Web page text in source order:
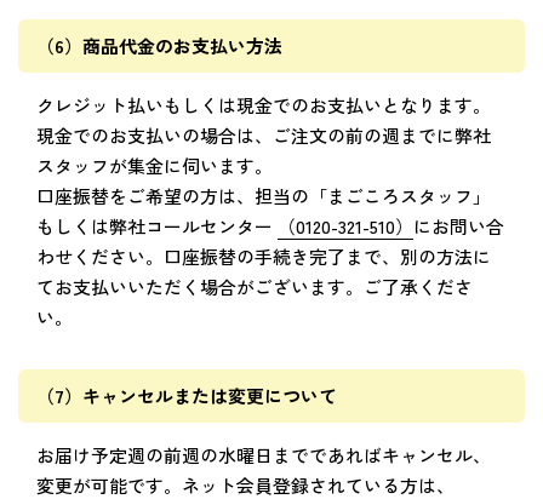
（6）商品代金のお支払い方法
クレジット払いもしくは現金でのお支払いとなります。
現金でのお支払いの場合は、ご注文の前の週までに弊社
スタッフが集金に伺います。
口座振替をご希望の方は、担当の「まごころスタッフ」
もしくは弊社コールセンター
（0120-321-510） にお問い合
わせください。 口座振替の手続き完了まで、別の方法に
てお支払いいただく場合がございます。ご了承くださ
い。
（7）キャンセルまたは変更について
お届け予定週の前週の水曜日までであればキャンセル、
変更が可能です。ネット会員登録されている方は、